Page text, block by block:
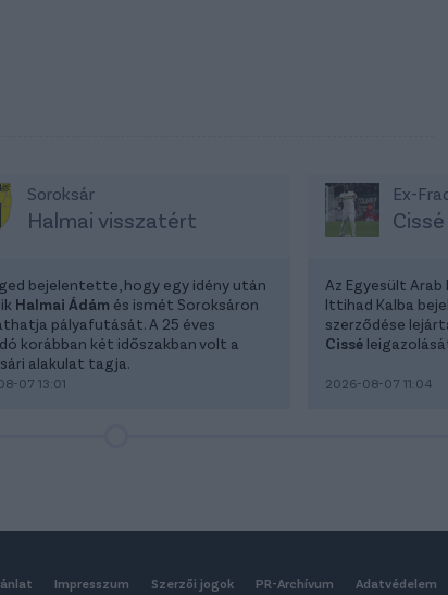
Soroksár
Halmai visszatért
bejelentette, hogy egy idény után
Halmai Ádám és ismét Soroksáron
pályafutását. A 25 éves
korábban két időszakban volt a
alakulat tagja.
07 13:01
Ex-
Az Egyesült
Ittihad Kalba
szerződése
Cissé
2026-08-07 11:04
Impresszum Szerzői jogok PR-Archívum Adatvédelem